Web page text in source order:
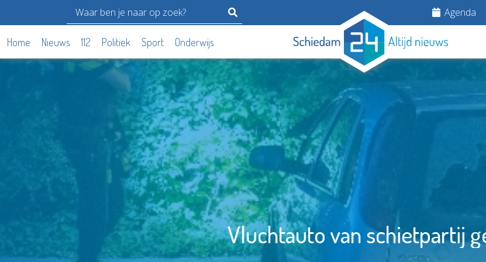
Agenda
Home Nieuws 112 Politiek Sport Onderwijs
Vluchtauto van schietpartij